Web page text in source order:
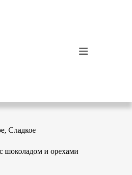
, Сладкое
шоколадом и орехами